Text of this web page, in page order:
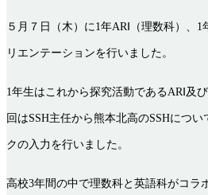
５月７日（木）に1年ARⅠ（理数科）、1
リエンテーションを行いました。
1 年生はこれから探究活動であるARⅠ及
回はSSH主任から熊本北高のSSHにつ
クの入力を行いました。
高校3年間の中で理数科と英語科がコラ